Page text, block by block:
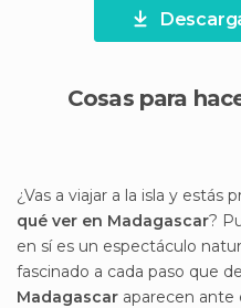
Cosas para
¿Vas a viajar a la isla y estás
qué ver en Madagascar?
en sí es un espectáculo
fascinado a cada paso que
Madagascar aparecen ante